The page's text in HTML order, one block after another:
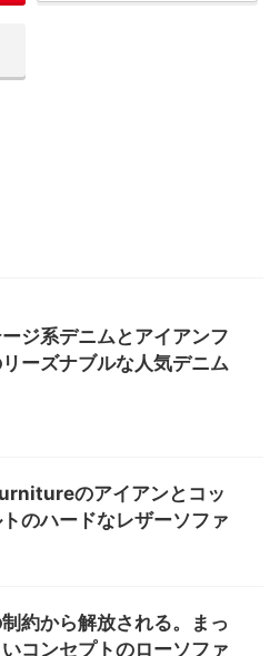
ジ系デニムとアイアンフ
ーズナブルな人気デニム
のアイアンとコッ
トのハードなレザーソファ
約から解放される。まっ
コンセプトのローソファ